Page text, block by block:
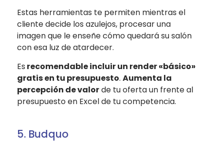
Estas herramientas te permiten mientras el
cliente decide los azulejos, procesar una
imagen que le enseñe cómo quedará su salón
con esa luz de atardecer.
Es recomendable incluir un render «básico»
gratis en tu presupuesto. Aumenta la
percepción de valorde tu oferta un frente al
presupuesto en Excel de tu competencia.
5. Budquo